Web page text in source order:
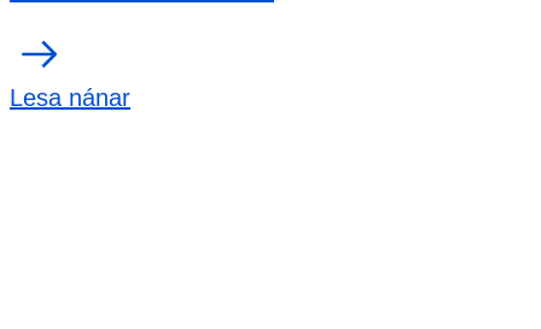
Lesa nánar